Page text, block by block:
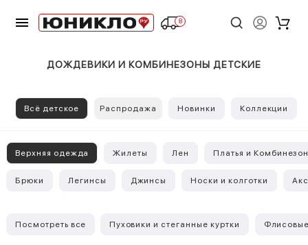
8
ДОЖДЕВИКИ И КОМБИНЕЗОНЫ ДЕТСКИЕ
Всё детское Распродажа Новинки Коллекции
Верхняя одежда Жилеты Лен Платья и
Брюки Легинсы Джинсы Носки и колготки
Посмотреть все Пуховики и стеганные куртки